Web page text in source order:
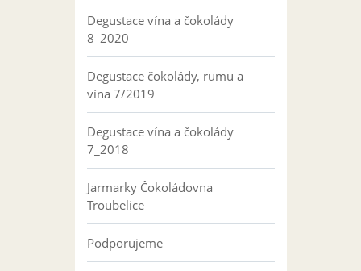
Degustace vína a čokolády
8_2020
Degustace čokolády, rumu a
vína 7/2019
Degustace vína a čokolády
7_2018
Jarmarky Čokoládovna
Troubelice
Podporujeme